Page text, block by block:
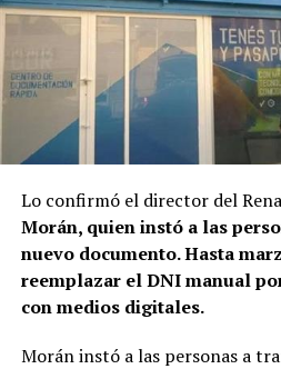
Lo confirmó el director del
Morán, quien instó a las
nuevo documento. Hasta
reemplazar el DNI manual
con medios digitales.
Morán instó a las personas a